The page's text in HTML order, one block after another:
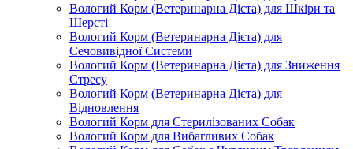
Вологий Корм (Ветеринарна Дієта) для Шкіри та
Шерсті
Вологий Корм (Ветеринарна Дієта) для
Сечовивідної Системи
Вологий Корм (Ветеринарна Дієта) для Зниження
Стресу
Вологий Корм (Ветеринарна Дієта) для
Відновлення
Вологий Корм для Стерилізованих Собак
Вологий Корм для Вибагливих Собак